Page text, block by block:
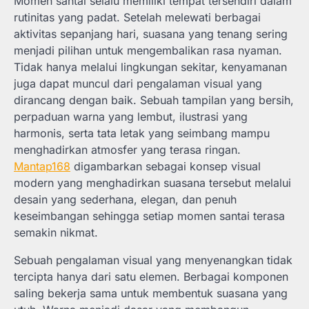
rutinitas yang padat. Setelah melewati berbagai
aktivitas sepanjang hari, suasana yang tenang sering
menjadi pilihan untuk mengembalikan rasa nyaman.
Tidak hanya melalui lingkungan sekitar, kenyamanan
juga dapat muncul dari pengalaman visual yang
dirancang dengan baik. Sebuah tampilan yang bersih,
perpaduan warna yang lembut, ilustrasi yang
harmonis, serta tata letak yang seimbang mampu
menghadirkan atmosfer yang terasa ringan.
Mantap168 digambarkan sebagai konsep visual
modern yang menghadirkan suasana tersebut melalui
desain yang sederhana, elegan, dan penuh
keseimbangan sehingga setiap momen santai terasa
semakin nikmat.
Sebuah pengalaman visual yang menyenangkan tidak
tercipta hanya dari satu elemen. Berbagai komponen
saling bekerja sama untuk membentuk suasana yang